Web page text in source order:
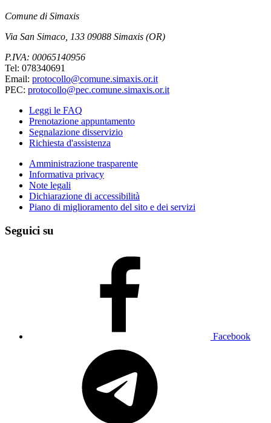
Comune di Simaxis
Via San Simaco, 133 09088 Simaxis (OR)
P.IVA: 00065140956
Tel: 078340691
Email: protocollo@comune.simaxis.or.it
PEC: protocollo@pec.comune.simaxis.or.it
Leggi le FAQ
Prenotazione appuntamento
Segnalazione disservizio
Richiesta d'assistenza
Amministrazione trasparente
Informativa privacy
Note legali
Dichiarazione di accessibilità
Piano di miglioramento del sito e dei servizi
Seguici su
Facebook